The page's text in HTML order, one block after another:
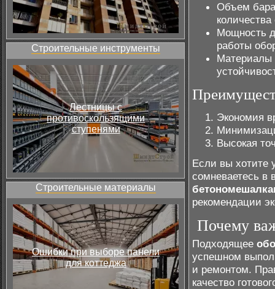
Строительные инструменты
Лестницы с
противоскользящими
ступенями
Строительные материалы
Ошибки при выборе панели
для коттеджа
Объем
количества
Мощность
работы
Материалы
Экономия
Высокая
Если вы хотите
сомневаетесь
рекомендации
Почему
Подходящее
успешном
и ремонтом.
качество